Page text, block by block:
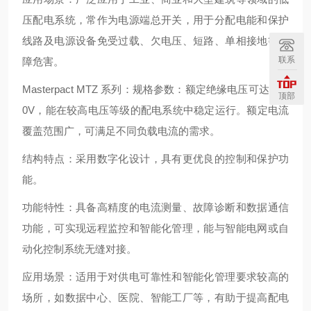
压配电系统，常作为电源端总开关，用于分配电能和保护
线路及电源设备免受过载、欠电压、短路、单相接地等故
障危害。
Masterpact MTZ 系列：规格参数：额定绝缘电压可达 100
0V，能在较高电压等级的配电系统中稳定运行。额定电流
覆盖范围广，可满足不同负载电流的需求。
结构特点：采用数字化设计，具有更优良的控制和保护功
能。
功能特性：具备高精度的电流测量、故障诊断和数据通信
功能，可实现远程监控和智能化管理，能与智能电网或自
动化控制系统无缝对接。
应用场景：适用于对供电可靠性和智能化管理要求较高的
场所，如数据中心、医院、智能工厂等，有助于提高配电
联系
顶部